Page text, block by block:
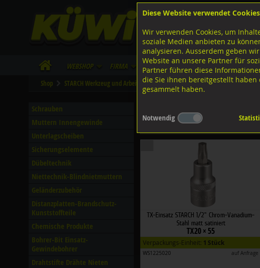
Lagerstrasse 8
Tel. 043 455 20 30
FB
IG
WebShop Firma Lieferinfo Infos/Downloads
Shop STARCH Werkzeug und Arbeitsschutz Stecknüsse, Antriebs- und
Schrauben
Muttern Innengewinde
Unterlagscheiben
Sicherungselemente
Dübeltechnik
Niettechnik-Blindnietmuttern
Geländerzubehör
Distanzplatten-Brandschutz-
Kunststoffteile
Chemische Produkte
Bohrer-Bit Einsatz-
Gewindebohrer
Drahtstifte Drähte Nieten
Filter nach Dimensionen:
TX-Einsatz STARCH 1/2" Chrom-Vanadium-
Stahl matt satiniert
TX20 × 55
Verpackungs-Einheit: 1 Stück
WS1225020 auf Anfrage
Diese Website verwendet Cookies
Wir verwenden Cookies, um
soziale Medien anbieten zu
analysieren. Ausserdem geben
Website an unsere Partner für
Partner führen diese
die Sie ihnen bereitgestellt
gesammelt haben.
Notwendig